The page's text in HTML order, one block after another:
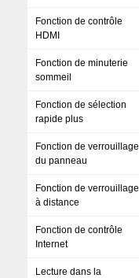
Fonction de contrôle
HDMI
Fonction de minuterie
sommeil
Fonction de sélection
rapide plus
Fonction de verrouillage
du panneau
Fonction de verrouillage
à distance
Fonction de contrôle
Internet
Lecture dans la